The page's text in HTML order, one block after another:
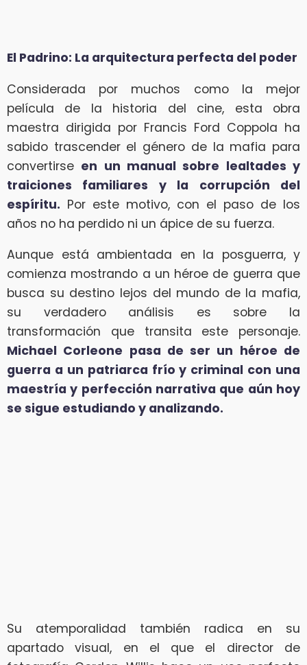
El Padrino: La arquitectura perfecta del poder
Considerada por muchos como la mejor
película de la historia del cine, esta obra
maestra dirigida por Francis Ford Coppola ha
sabido trascender el género de la mafia para
convertirse en un manual sobre lealtades y
traiciones familiares y la corrupción del
espíritu. Por este motivo, con el paso de los
años no ha perdido ni un ápice de su fuerza.
Aunque está ambientada en la posguerra, y
comienza mostrando a un héroe de guerra que
busca su destino lejos del mundo de la mafia,
su verdadero análisis es sobre la
transformación que transita este personaje.
Michael Corleone pasa de ser un héroe de
guerra a un patriarca frío y criminal con una
maestría y perfección narrativa que aún hoy
se sigue estudiando y analizando.
Su atemporalidad también radica en su
apartado visual, en el que el director de